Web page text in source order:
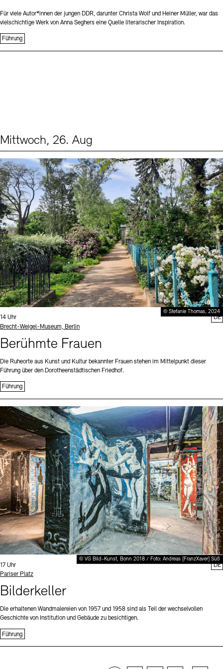
Für viele Autor*innen der jungen DDR, darunter Christa Wolf und Heiner Müller, war das
vielschichtige Werk von Anna Seghers eine Quelle literarischer Inspiration.
Führung
Mittwoch, 26. Aug
© Stefanie Thomas, 2024
Uhrzeit:
14 Uhr
Standort
Brecht-Weigel-Museum, Berlin
Berühmte Frauen
Die Ruheorte aus Kunst und Kultur bekannter Frauen stehen im Mittelpunkt dieser
Führung über den Dorotheenstädtischen Friedhof.
Führung
DE
© VG Bild-Kunst, Bonn 2018 / Foto: Andreas [FranzXaver] Süß
Uhrzeit:
17 Uhr
Standort
Pariser Platz
Bilderkeller
Die erhaltenen Wandmalereien von 1957 und 1958 sind als Teil der wechselvollen
Geschichte von Institution und Gebäude zu besichtigen.
Führung
DE